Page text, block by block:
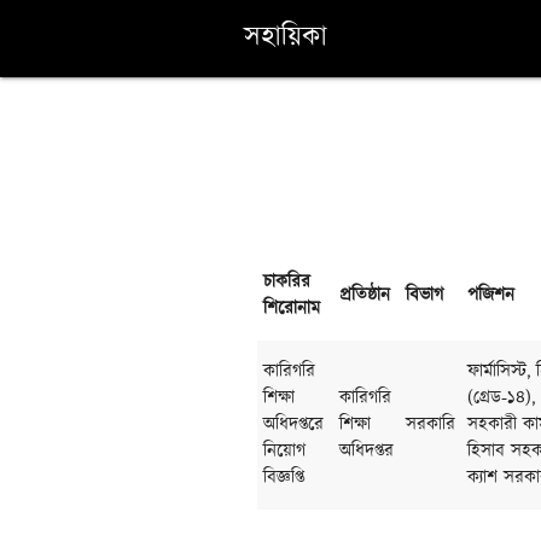
সহায়িকা
চাকরির
শিরোনাম
প্রতিষ্ঠান বিভাগ পজিশন
কারিগরি
শিক্ষা
অধিদপ্তরে
নিয়োগ
বিজ্ঞপ্তি
কারিগরি
শিক্ষা
অধিদপ্তর
সরকারি
(গ্রেড-১৪),
সহকারী
হিসাব
ক্যাশ